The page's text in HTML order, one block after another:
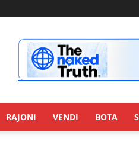
RAJONI VENDI BOTA